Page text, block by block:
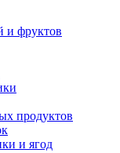
и фруктов
продуктов
и ягод